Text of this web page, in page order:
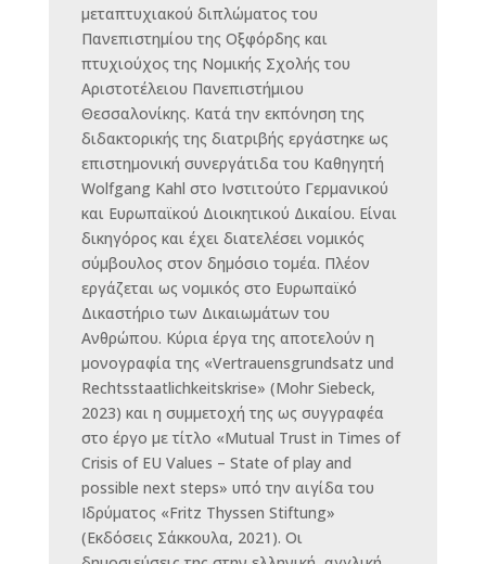
μεταπτυχιακού διπλώματος του
Πανεπιστημίου της Οξφόρδης και
πτυχιούχος της Νομικής Σχολής του
Αριστοτέλειου Πανεπιστήμιου
Θεσσαλονίκης. Κατά την εκπόνηση της
διδακτορικής της διατριβής εργάστηκε ως
επιστημονική συνεργάτιδα του Καθηγητή
Wolfgang Kahl στο Ινστιτούτο Γερμανικού
και Ευρωπαϊκού Διοικητικού Δικαίου. Είναι
δικηγόρος και έχει διατελέσει νομικός
σύμβουλος στον δημόσιο τομέα. Πλέον
εργάζεται ως νομικός στο Ευρωπαϊκό
Δικαστήριο των Δικαιωμάτων του
Ανθρώπου. Κύρια έργα της αποτελούν η
μονογραφία της «Vertrauensgrundsatz und
Rechtsstaatlichkeitskrise» (Mohr Siebeck,
2023) και η συμμετοχή της ως συγγραφέα
στο έργο με τίτλο «Mutual Trust in Times of
Crisis of EU Values – State of play and
possible next steps» υπό την αιγίδα του
Ιδρύματος «Fritz Thyssen Stiftung»
(Εκδόσεις Σάκκουλα, 2021). Οι